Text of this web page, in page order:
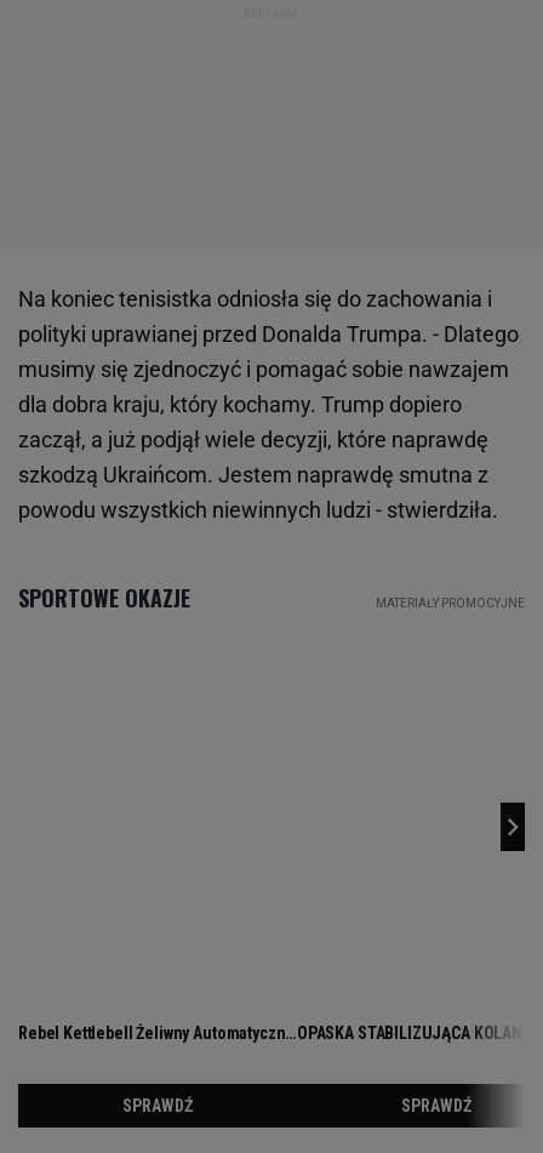
Na koniec tenisistka odniosła się do zachowania i
polityki uprawianej przed Donalda Trumpa. - Dlatego
musimy się zjednoczyć i pomagać sobie nawzajem
dla dobra kraju, który kochamy. Trump dopiero
zaczął, a już podjął wiele decyzji, które naprawdę
szkodzą Ukraińcom. Jestem naprawdę smutna z
powodu wszystkich niewinnych ludzi - stwierdziła.